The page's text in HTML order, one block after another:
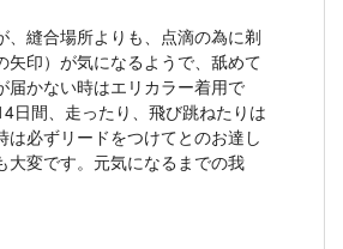
、縫合場所よりも、点滴の為に剃
矢印）が気になるようで、舐めて
届かない時はエリカラー着用で
間、走ったり、飛び跳ねたりは
は必ずリードをつけてとのお達し
大変です。元気になるまでの我